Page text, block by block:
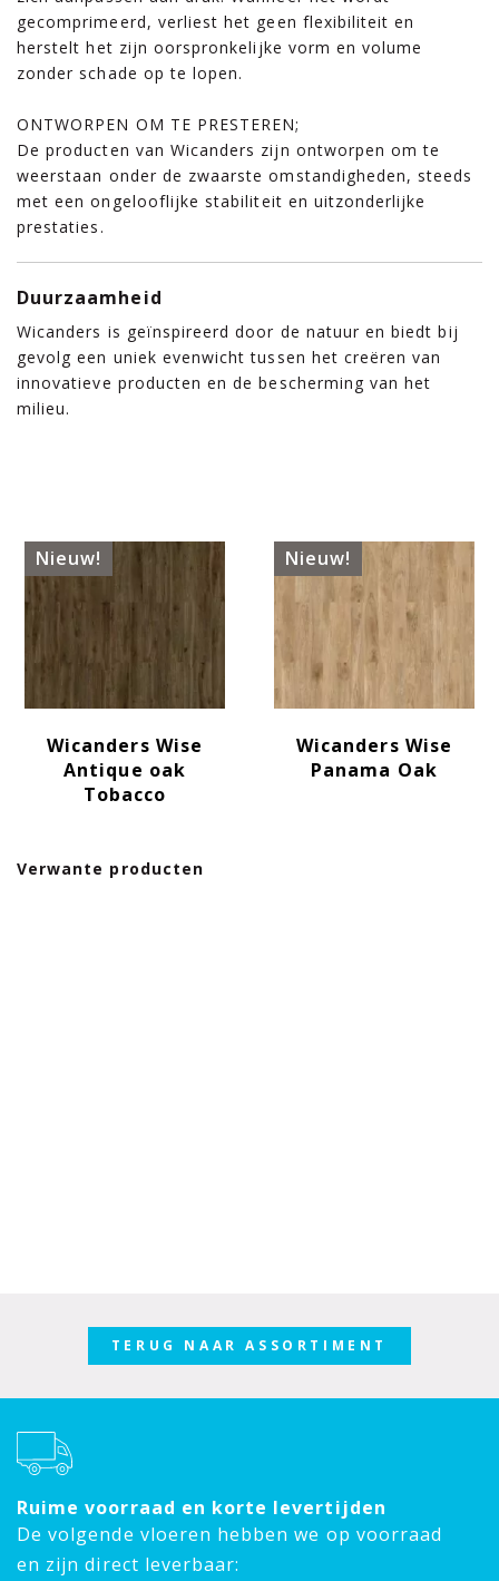
gecomprimeerd, verliest het geen flexibiliteit en
herstelt het zijn oorspronkelijke vorm en volume
zonder schade op te lopen.
ONTWORPEN OM TE PRESTEREN;
De producten van Wicanders zijn ontworpen om te
weerstaan ​​onder de zwaarste omstandigheden, steeds
met een ongelooflijke stabiliteit en uitzonderlijke
prestaties.
Duurzaamheid
Wicanders is geïnspireerd door de natuur en biedt bij
gevolg een uniek evenwicht tussen het creëren van
innovatieve producten en de bescherming van het
milieu.
Verwante producten
Nieuw!
Wicanders Wise
Antique oak
Tobacco
Nieuw!
Wicanders Wise
Panama Oak
TERUG NAAR ASSORTIMENT
Ruime voorraad en korte levertijden
De volgende vloeren hebben we op voorraad
en zijn direct leverbaar: